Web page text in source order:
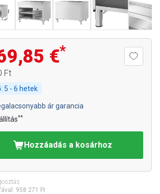
€*
Ft
5 - 6 hetek
ár garancia
**
Hozzáadás a kosárhoz
958 271 Ft